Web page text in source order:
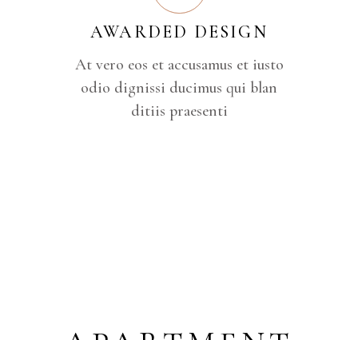
AWARDED DESIGN
At vero eos et accusamus et iusto
odio dignissi ducimus qui blan
ditiis praesenti